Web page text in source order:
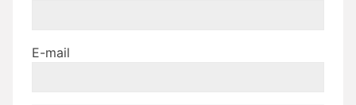
E-mail